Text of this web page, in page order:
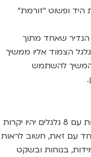
היד ופשוט “זורמת”
שאחד מתוך
הצמוד אליו ממשיך
להשתמש
בדרך כלל, מזוודות איכותיות עם 8 גלגלים יהיו יקרות
עם 4 גלגלים. יחד עם זאת, חשוב לראות
בנוחות ובשקט